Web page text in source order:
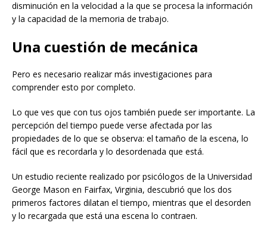
disminución en la velocidad a la que se procesa la información
y la capacidad de la memoria de trabajo.
Una cuestión de mecánica
Pero es necesario realizar más investigaciones para
comprender esto por completo.
Lo que ves que con tus ojos también puede ser importante. La
percepción del tiempo puede verse afectada por las
propiedades de lo que se observa: el tamaño de la escena, lo
fácil que es recordarla y lo desordenada que está.
Un estudio reciente realizado por psicólogos de la Universidad
George Mason en Fairfax, Virginia, descubrió que los dos
primeros factores dilatan el tiempo, mientras que el desorden
y lo recargada que está una escena lo contraen.